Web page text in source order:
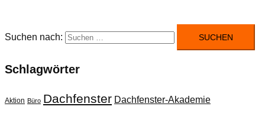
Suchen nach:
Schlagwörter
Aktion Büro Dachfenster Dachfenster-Akademie